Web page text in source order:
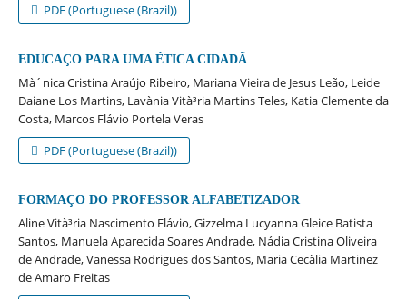
PDF (Portuguese (Brazil))
EDUCAÇO PARA UMA ÉTICA CIDADÃ
Mà´nica Cristina Araújo Ribeiro, Mariana Vieira de Jesus Leão, Leide
Daiane Los Martins, Lavà­nia Vità³ria Martins Teles, Katia Clemente da
Costa, Marcos Flávio Portela Veras
PDF (Portuguese (Brazil))
FORMAÇO DO PROFESSOR ALFABETIZADOR
Aline Vità³ria Nascimento Flávio, Gizzelma Lucyanna Gleice Batista
Santos, Manuela Aparecida Soares Andrade, Nádia Cristina Oliveira
de Andrade, Vanessa Rodrigues dos Santos, Maria Cecà­lia Martinez
de Amaro Freitas